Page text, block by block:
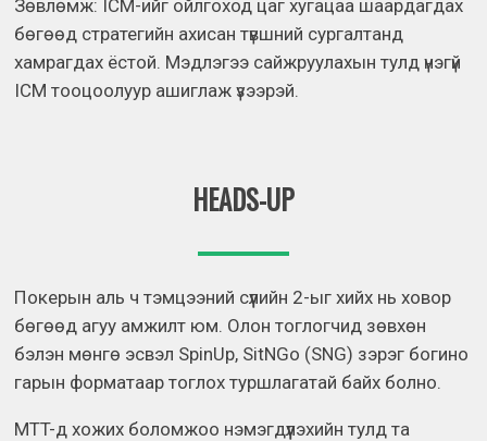
Зөвлөмж: ICM-ийг ойлгоход цаг хугацаа шаардагдах
бөгөөд стратегийн ахисан түвшний сургалтанд
хамрагдах ёстой. Мэдлэгээ сайжруулахын тулд үнэгүй
ICM тооцоолуур ашиглаж үзээрэй.
HEADS-UP
Покерын аль ч тэмцээний сүүлийн 2-ыг хийх нь ховор
бөгөөд агуу амжилт юм. Олон тоглогчид зөвхөн
бэлэн мөнгө эсвэл SpinUp, SitNGo (SNG) зэрэг богино
гарын форматаар тоглох туршлагатай байх болно.
MTT-д хожих боломжоо нэмэгдүүлэхийн тулд та